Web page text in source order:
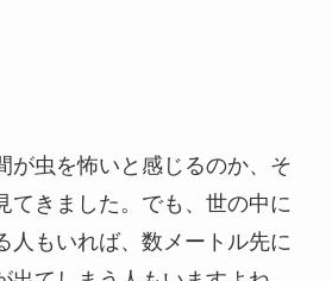
が虫を怖いと感じるのか、そ
てきました。でも、世の中に
人もいれば、数メートル先に